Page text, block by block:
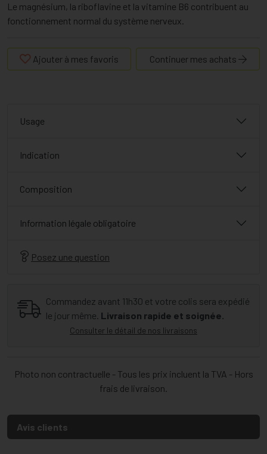
Le magnésium, la riboflavine et la vitamine B6 contribuent au
fonctionnement normal du système nerveux.
Ajouter à mes favoris Continuer mes achats
Usage
Indication
Composition
Information légale obligatoire
Posez une question
Commandez avant 11h30 et votre colis sera expédié
le jour même. Livraison rapide et soignée.
Consulter le détail de nos livraisons
Photo non contractuelle - Tous les prix incluent la TVA - Hors
frais de livraison.
Avis clients